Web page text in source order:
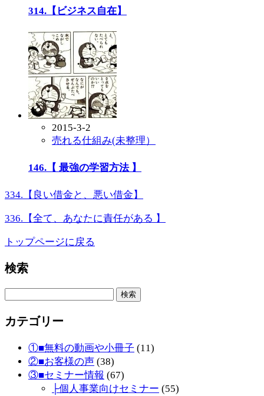
314.【ビジネス自在】
2015-3-2
売れる仕組み(未整理）
146.【 最強の学習方法 】
334.【良い借金と、悪い借金】
336.【全て、あなたに責任がある 】
トップページに戻る
検索
カテゴリー
①■無料の動画や小冊子 (11)
②■お客様の声 (38)
③■セミナー情報 (67)
├個人事業向けセミナー (55)